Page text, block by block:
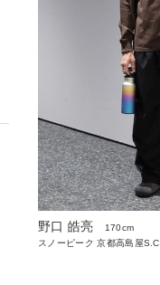
野口 皓亮
170cm
スノーピーク 京都高島屋S.C.